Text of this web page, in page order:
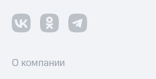
О компании